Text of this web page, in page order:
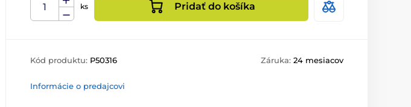
ks Pridať do košíka
Kód produktu: P50316 Záruka: 24 mesiacov
Informácie o predajcovi